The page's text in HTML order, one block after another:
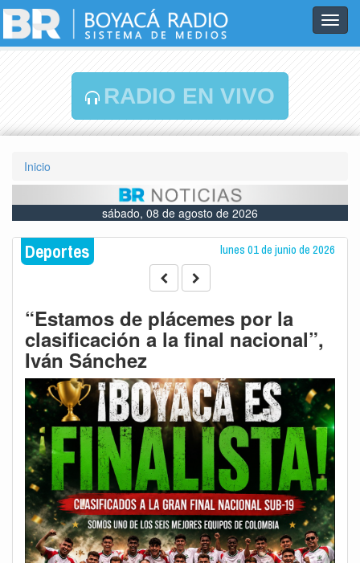
RADIO EN VIVO
Inicio
sábado, 08 de agosto de 2026
Deportes lunes 01 de junio de 2026
“Estamos de plácemes por la
clasificación a la final nacional”,
Iván Sánchez